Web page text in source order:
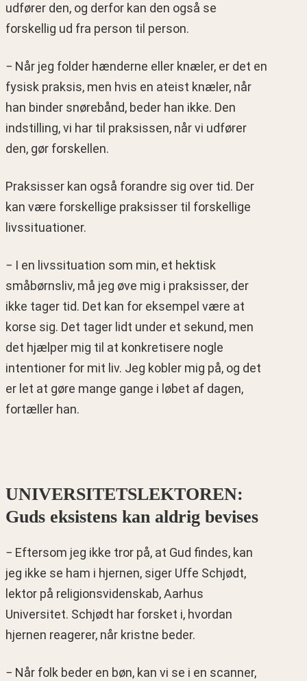
udfører den, og derfor kan den også se
forskellig ud fra person til person.
− Når jeg folder hænderne eller knæler, er det en
fysisk praksis, men hvis en ateist knæler, når
han binder snørebånd, beder han ikke. Den
indstilling, vi har til praksissen, når vi udfører
den, gør forskellen.
Praksisser kan også forandre sig over tid. Der
kan være forskellige praksisser til forskellige
livssituationer.
− I en livssituation som min, et hektisk
småbørnsliv, må jeg øve mig i praksisser, der
ikke tager tid. Det kan for eksempel være at
korse sig. Det tager lidt under et sekund, men
det hjælper mig til at konkretisere nogle
intentioner for mit liv. Jeg kobler mig på, og det
er let at gøre mange gange i løbet af dagen,
fortæller han.
UNIVERSITETSLEKTOREN:
Guds eksistens kan aldrig bevises
− Eftersom jeg ikke tror på, at Gud findes, kan
jeg ikke se ham i hjernen, siger Uffe Schjødt,
lektor på religionsvidenskab, Aarhus
Universitet. Schjødt har forsket i, hvordan
hjernen reagerer, når kristne beder.
− Når folk beder en bøn, kan vi se i en scanner,